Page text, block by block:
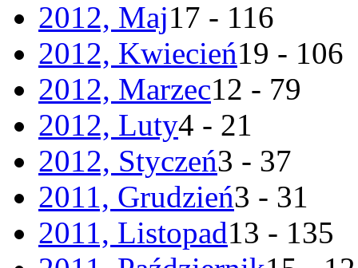
2012, Maj17 - 116
2012, Kwiecień19 - 106
2012, Marzec12 - 79
2012, Luty4 - 21
2012, Styczeń3 - 37
2011, Grudzień3 - 31
2011, Listopad13 - 135